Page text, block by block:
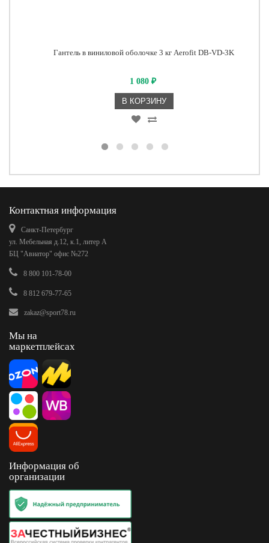
Гантель в виниловой оболочке 3 кг Aerofit DB-VD-3K
1 080 ₽
В КОРЗИНУ
Контактная информация
Санкт-Петербург
ул. Мебельная д.12, к.1, литер А
БЦ "Авиатор" офис №272
8 800 101-78-00
8 812 679-77-65
zakaz@sport78.ru
Мы на
маркетплейсах
Информация об
организации